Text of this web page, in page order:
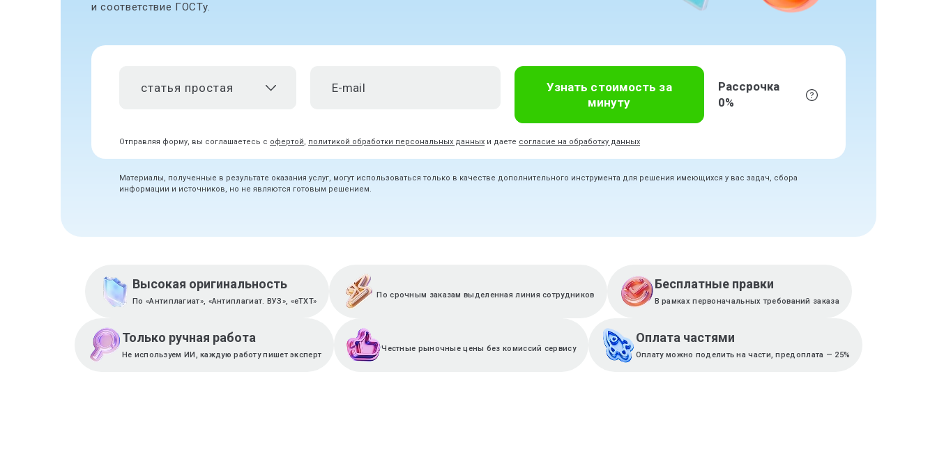
и соответствие ГОСТу.
статья простая
Узнать стоимость за
минуту
Рассрочка
0%
Отправляя форму, вы соглашаетесь с офертой, политикой обработки персональных данных и даете согласие на обработку данных
Материалы, полученные в результате оказания услуг, могут использоваться только в качестве дополнительного инструмента для решения имеющихся у вас задач, сбора
информации и источников, но не являются готовым решением.
Высокая оригинальность
По «Антиплагиат», «Антиплагиат. ВУЗ», «eTXT»
По срочным заказам выделенная линия сотрудников
Бесплатные правки
В рамках первоначальных требований заказа
Только ручная работа
Не используем ИИ, каждую работу пишет эксперт
Честные рыночные цены без комиссий сервису
Оплата частями
Оплату можно поделить на части, предоплата — 25%